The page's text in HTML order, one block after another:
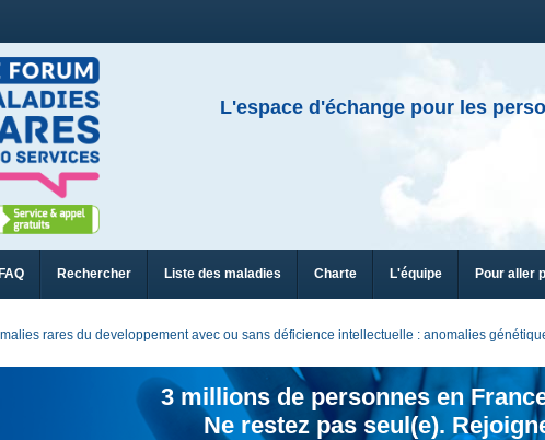
L'espace d'échange pour les
FAQ Rechercher Liste des maladies Charte L'équipe Pour aller
rares du developpement avec ou sans déficience intellectuelle : anomalies
3 millions de personnes en
Ne restez pas seul(e).